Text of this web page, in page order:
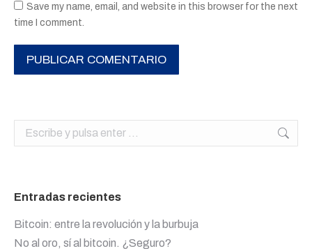
Save my name, email, and website in this browser for the next
time I comment.
PUBLICAR COMENTARIO
Buscar:
Entradas recientes
Bitcoin: entre la revolución y la burbuja
No al oro, sí al bitcoin. ¿Seguro?